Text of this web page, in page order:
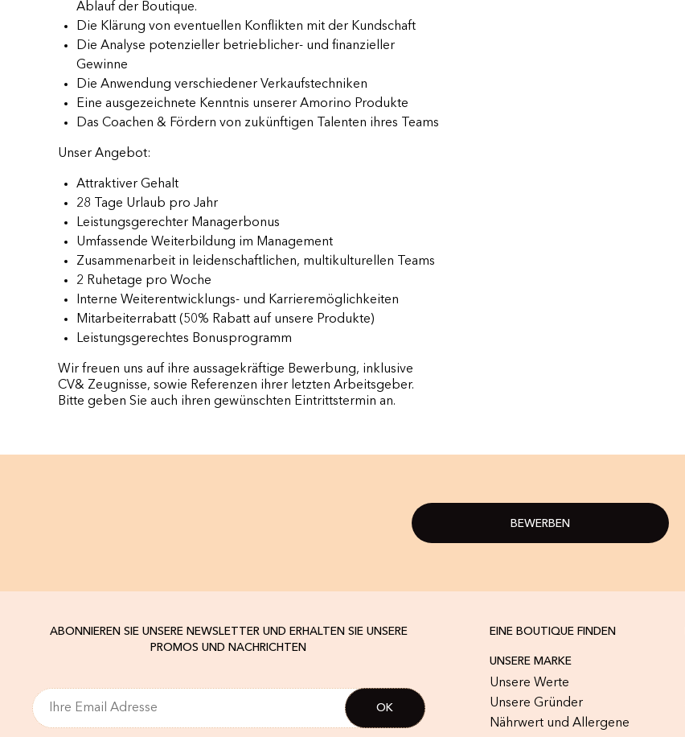
Ablauf der Boutique.
Die Klärung von eventuellen Konflikten mit der Kundschaft
Die Analyse potenzieller betrieblicher- und finanzieller
Gewinne
Die Anwendung verschiedener Verkaufstechniken
Eine ausgezeichnete Kenntnis unserer Amorino Produkte
Das Coachen & Fördern von zukünftigen Talenten ihres Teams
Unser Angebot:
Attraktiver Gehalt
28 Tage Urlaub pro Jahr
Leistungsgerechter Managerbonus
Umfassende Weiterbildung im Management
Zusammenarbeit in leidenschaftlichen, multikulturellen Teams
2 Ruhetage pro Woche
Interne Weiterentwicklungs- und Karrieremöglichkeiten
Mitarbeiterrabatt (50% Rabatt auf unsere Produkte)
Leistungsgerechtes Bonusprogramm
Wir freuen uns auf ihre aussagekräftige Bewerbung, inklusive
CV& Zeugnisse, sowie Referenzen ihrer letzten Arbeitsgeber.
Bitte geben Sie auch ihren gewünschten Eintrittstermin an.
BEWERBEN
ABONNIEREN SIE UNSERE NEWSLETTER UND ERHALTEN SIE UNSERE
PROMOS UND NACHRICHTEN
EINE BOUTIQUE FINDEN
UNSERE MARKE
Unsere Werte
Unsere Gründer
Nährwert und Allergene